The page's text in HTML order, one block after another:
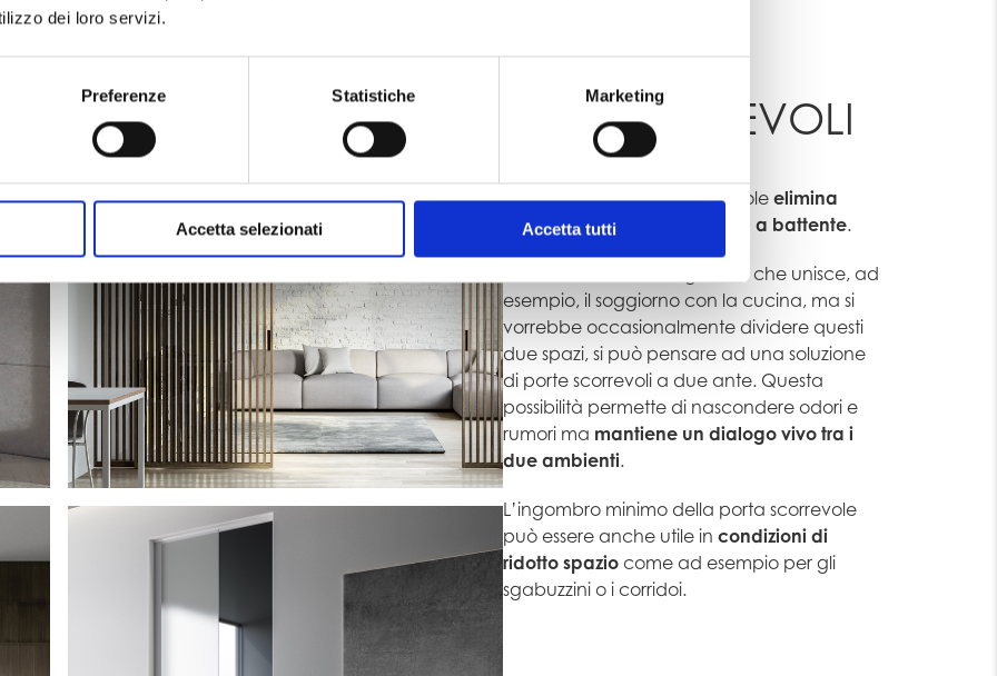
dei loro servizi.
Preferenze Statistiche Marketing
Accetta selezionati Accetta tutti
PORTE SCORREVOLI
Il sistema di apertura scorrevole elimina
l’ingombro della tipica porta a battente.
Se si ha un ambiente grande che unisce, ad
esempio, il soggiorno con la cucina, ma si
vorrebbe occasionalmente dividere questi
due spazi, si può pensare ad una soluzione
di porte scorrevoli a due ante. Questa
possibilità permette di nascondere odori e
rumori ma mantiene un dialogo vivo tra i
due ambienti.
L’ingombro minimo della porta scorrevole
può essere anche utile in condizioni di
ridotto spazio come ad esempio per gli
sgabuzzini o i corridoi.